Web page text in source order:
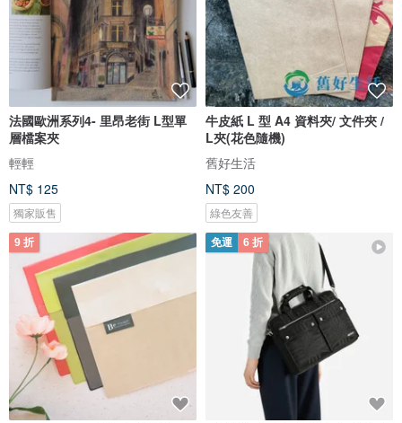
法國歐洲系列4- 里昂老街 L型單
層檔案夾
輕輕
NT$ 125
獨家販售
牛皮紙 L 型 A4 資料夾/ 文件夾 /
L夾(花色隨機)
舊好生活
NT$ 200
綠色友善
9 折 免運 6 折